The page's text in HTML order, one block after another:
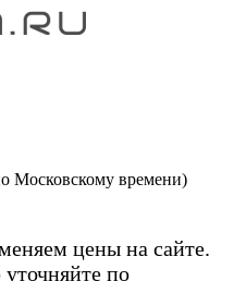
Московскому времени)
цены на сайте.
по